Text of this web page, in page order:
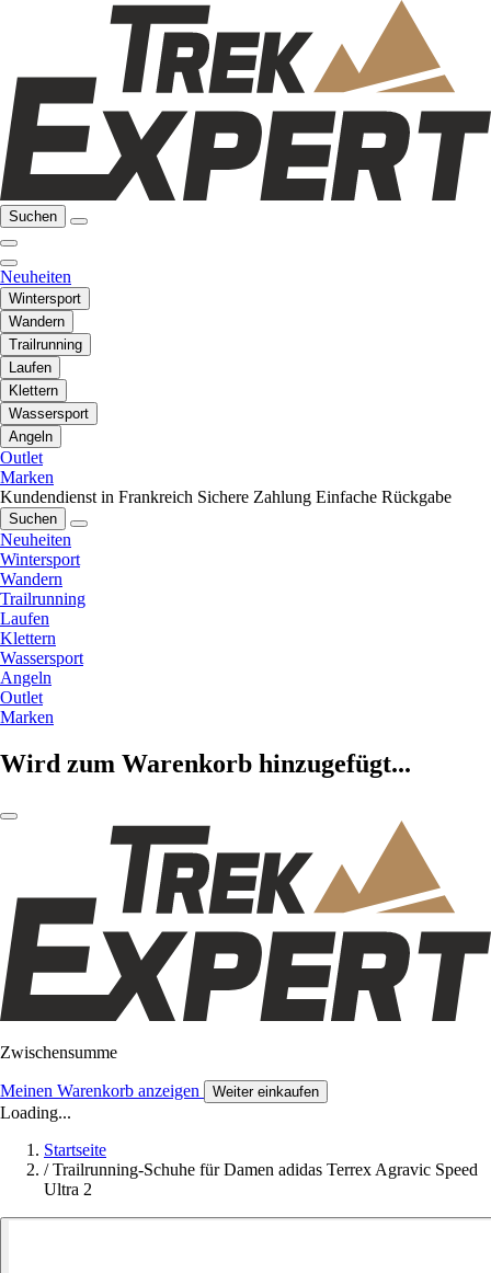
Suchen
Neuheiten
Wintersport
Wandern
Trailrunning
Laufen
Klettern
Wassersport
Angeln
Outlet
Marken
Kundendienst in Frankreich Sichere Zahlung Einfache Rückgabe
Suchen
Neuheiten
Wintersport
Wandern
Trailrunning
Laufen
Klettern
Wassersport
Angeln
Outlet
Marken
Wird zum Warenkorb hinzugefügt...
Zwischensumme
Meinen Warenkorb anzeigen Weiter einkaufen
Loading...
Startseite
/ Trailrunning-Schuhe für Damen adidas Terrex Agravic Speed
Ultra 2